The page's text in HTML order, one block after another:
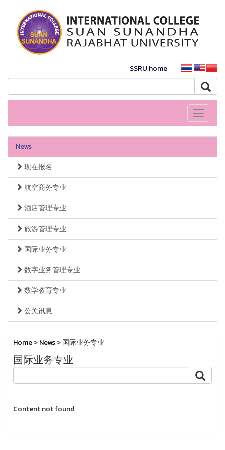
SSRU home
Toggle
News
现在报名
航空商务专业
酒店管理专业
旅游管理专业
国际业务专业
数字业务管理专业
数学教育专业
公关讯息
Home>News> 国际业务专业
国际业务专业
Content not found